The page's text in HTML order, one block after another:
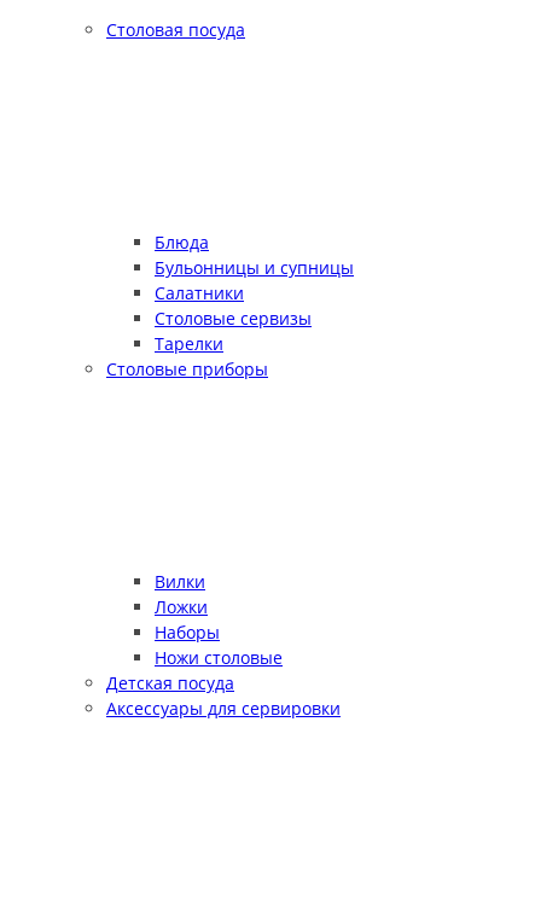
Столовая посуда
Блюда
Бульонницы и супницы
Салатники
Столовые сервизы
Тарелки
Столовые приборы
Вилки
Ложки
Наборы
Ножи столовые
Детская посуда
Аксессуары для сервировки